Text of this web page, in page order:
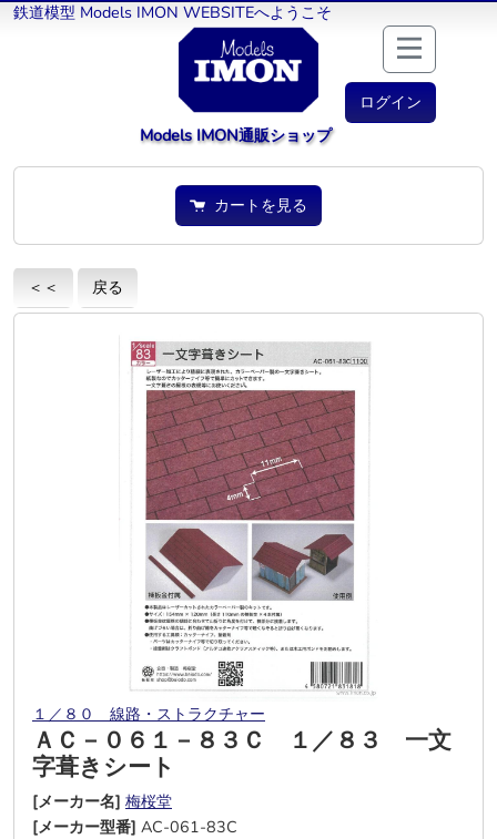
鉄道模型 Models IMON WEBSITEへようこそ
ログイン
Models IMON通販ショップ
カートを見る
＜＜ 戻る
１／８０ 線路・ストラクチャー
ＡＣ－０６１－８３Ｃ １／８３ 一文
字葺きシート
[メーカー名] 梅桜堂
[メーカー型番] AC-061-83C